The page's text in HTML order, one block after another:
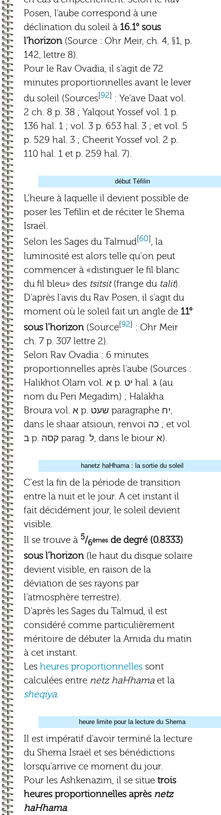
Posen, l'aube correspond à une
déclination du soleil à 16.1° sous
l'horizon (Source : Ohr Meir, ch. 4, §1, p.
142, lettre 8).
Pour le Rav Ovadia, il s'agit de 72
minutes proportionnelles avant le lever
du soleil (Sources[92] : Ye'ave Daat vol.
2 ch. 8 p. 38 ; Yalqout Yossef vol. 1 p.
136 hal. 1 ; vol. 3 p. 653 hal. 3 ; et vol. 5
p. 529 hal. 3 ; Cheerit Yossef vol. 2 p.
110 hal. 1 et p. 259 hal. 7).
début Téfilin
L'heure à laquelle il devient possible de
poser les Tefilin et de réciter le Shema
Israël.
Selon les Sages du Talmud[60], la
luminosité est alors telle qu'on peut
commencer à «distinguer le fil blanc
du fil bleu» des tsitsit(frange du talit).
D'après l'avis du Rav Posen, il s'agit du
moment où le soleil fait un angle de 11°
sous l'horizon (Source[92] : Ohr Meir
ch. 7 p. 307 lettre 2).
Selon Rav Ovadia : 6 minutes
proportionnelles après l'aube (Sources :
Halikhot Olam vol. א p. יט hal. ג (au
nom du Peri Megadim) ; Halakha
Broura vol. א p. שעט paragraphe יח,
dans le shaar atsioun, renvoi כה ; et vol.
ב p. קסה parag. ל, dans le biour א).
hanetz haHhama : la sortie du soleil
C'est la fin de la période de transition
entre la nuit et le jour. A cet instant il
fait décidément jour, le soleil devient
visible.
Il se trouve à 5/6èmes de degré (0.8333)
sous l'horizon (le haut du disque solaire
devient visible, en raison de la
déviation de ses rayons par
l'atmosphère terrestre).
D'après les Sages du Talmud, il est
considéré comme particulièrement
méritoire de débuter la Amida du matin
à cet instant.
Lesheures proportionnelles sont
calculées entre netz haHhamaet la
sheqiya.
heure limite pour la lecture du Shema
Il est impératif d'avoir terminé la lecture
du Shema Israël et ses bénédictions
lorsqu'arrive ce moment du jour.
Pour les Ashkenazim, il se situetrois
heures proportionnelles après netz
haHhama.